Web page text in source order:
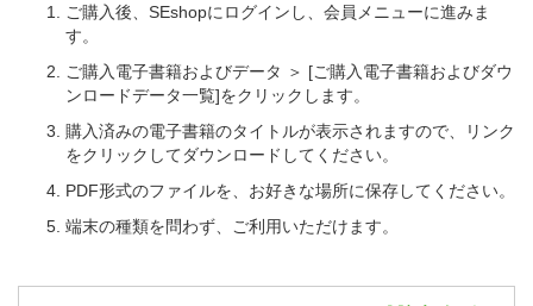
ご購入後、SEshopにログインし、会員メニューに進みま
す。
ご購入電子書籍およびデータ ＞ [ご購入電子書籍およびダウ
ンロードデータ一覧]をクリックします。
購入済みの電子書籍のタイトルが表示されますので、リンク
をクリックしてダウンロードしてください。
PDF形式のファイルを、お好きな場所に保存してください。
端末の種類を問わず、ご利用いただけます。